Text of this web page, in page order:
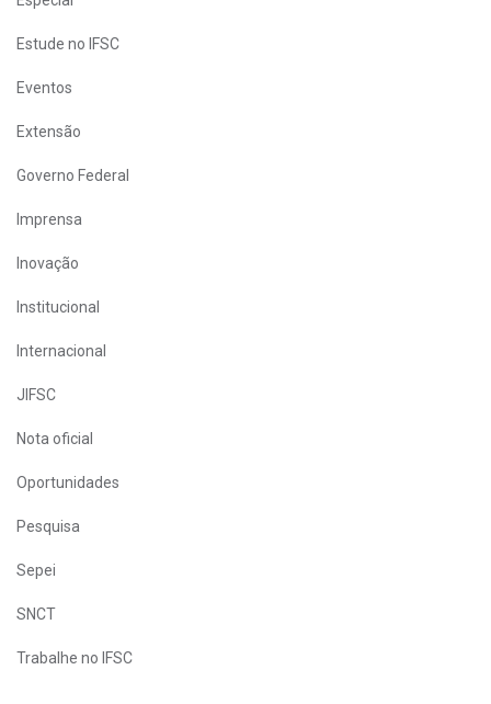
Estude no IFSC
Eventos
Extensão
Governo Federal
Imprensa
Inovação
Institucional
Internacional
JIFSC
Nota oficial
Oportunidades
Pesquisa
Sepei
SNCT
Trabalhe no IFSC